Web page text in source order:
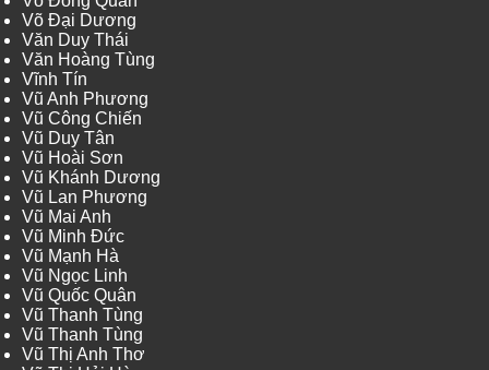
Võ Đại Dương
Văn Duy Thái
Văn Hoàng Tùng
Vĩnh Tín
Vũ Anh Phương
Vũ Công Chiến
Vũ Duy Tân
Vũ Hoài Sơn
Vũ Khánh Dương
Vũ Lan Phương
Vũ Mai Anh
Vũ Minh Đức
Vũ Mạnh Hà
Vũ Ngọc Linh
Vũ Quốc Quân
Vũ Thanh Tùng
Vũ Thanh Tùng
Vũ Thị Anh Thơ